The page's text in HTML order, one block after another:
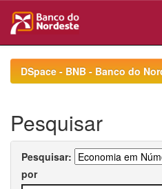
navigationDSpace - BNB - Banco do
Pesquisar
Pesquisar:
por